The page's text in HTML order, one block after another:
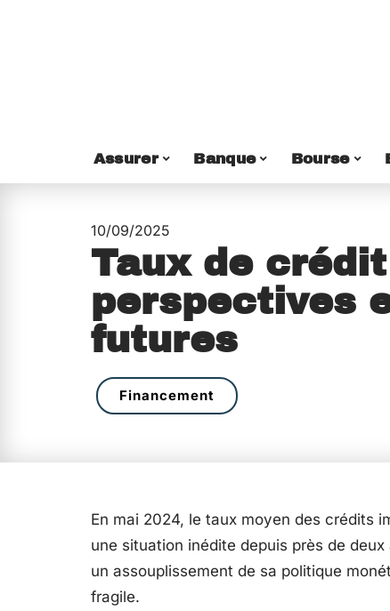
Assurer Banque Bourse
10/09/2025
Taux de
perspectives
futures
Financement
En mai 2024, le taux moyen des crédits
une situation inédite depuis près de
un assouplissement de sa politique
fragile.